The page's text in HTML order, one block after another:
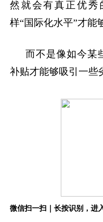
然就会有真正优秀
样“国际化水平”才能
而不是像如今某
补贴才能够吸引一些
微信扫一扫｜长按识别，进